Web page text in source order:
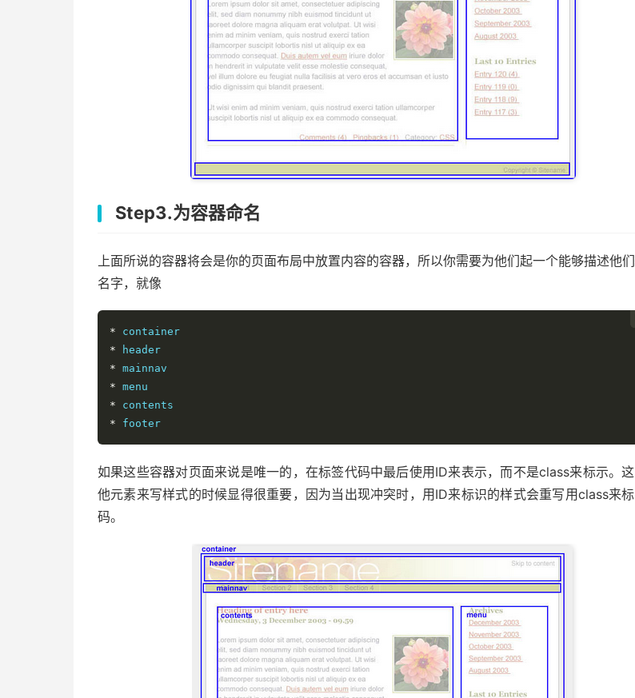
Step3.为容器命名
上面所说的容器将会是你的页面布局中放置内容的容器，所以你需要为他们起一个能够描述他
名字，就像
*
*
*
*
*
* footer
如果这些容器对页面来说是唯一的，在标签代码中最后使用ID来表示，而不是class来标示。
他元素来写样式的时候显得很重要，因为当出现冲突时，用ID来标识的样式会重写用class来
码。